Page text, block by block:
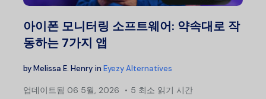
아이폰 모니터링 소프트웨어: 약속대로 작
동하는 7가지 앱
byMelissa E. Henry in Eyezy Alternatives
업데이트됨 06 5월, 2026 5 최소 읽기 시간